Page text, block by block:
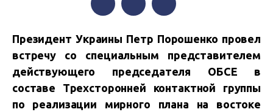
Президент Украины Петр Порошенко провел
встречу со специальным представителем
действующего председателя ОБСЕ в
составе Трехсторонней контактной группы
по реализации мирного плана на востоке